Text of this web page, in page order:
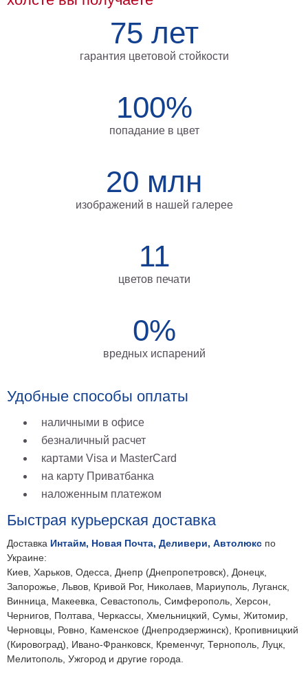
75 лет
гарантия цветовой стойкости
100%
попадание в цвет
20 млн
изображений в нашей галерее
11
цветов печати
0%
вредных испарений
Удобные способы оплаты
наличными в офисе
безналичный расчет
картами Visa и MasterCard
на карту Приватбанка
наложенным платежом
Быстрая курьерская доставка
Доставка Интайм, Новая Почта, Деливери, Автолюкс по
Украине:
Киев, Харьков, Одесса, Днепр (Днепропетровск), Донецк,
Запорожье, Львов, Кривой Рог, Николаев, Мариуполь, Луганск,
Винница, Макеевка, Севастополь, Симферополь, Херсон,
Чернигов, Полтава, Черкассы, Хмельницкий, Сумы, Житомир,
Черновцы, Ровно, Каменское (Днепродзержинск), Кропивницкий
(Кировоград), Ивано-Франковск, Кременчуг, Тернополь, Луцк,
Мелитополь, Ужгород и другие города.